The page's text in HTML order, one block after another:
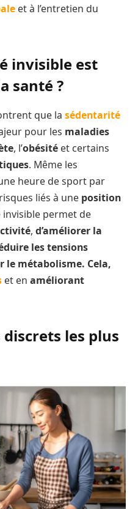
et à l’entretien du
invisible est
santé ?
que la sédentarité
pour les maladies
, l’obésité et certains
. Même les
heure de sport par
liés à une position
invisible permet de
, d’améliorer la
les tensions
le métabolisme. Cela,
et en améliorant
les plus